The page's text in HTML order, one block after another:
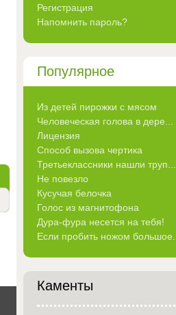
Регистрация
Напомнить пароль?
Популярное
Из детей пирожки с мясом
Человеческая голова в дере...
Лицензия
Способ вызова чертика
Третьеклассники нашли труп...
Не повезло
Кусучая белочка
Голос из магнитофона
Дура-фура несется на тебя!
Если пробить ножом большое...
Каменты